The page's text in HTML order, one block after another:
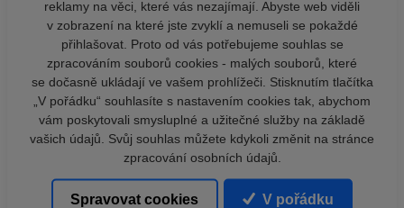
reklamy na věci, které vás nezajímají. Abyste web viděli
v zobrazení na které jste zvyklí a nemuseli se pokaždé
přihlašovat. Proto od vás potřebujeme souhlas se
zpracováním souborů cookies - malých souborů, které
se dočasně ukládají ve vašem prohlížeči. Stisknutím tlačítka
„V pořádku“ souhlasíte s nastavením cookies tak, abychom
vám poskytovali smysluplné a užitečné služby na základě
vašich údajů. Svůj souhlas můžete kdykoli změnit na stránce
zpracování osobních údajů.
Spravovat cookies V pořádku